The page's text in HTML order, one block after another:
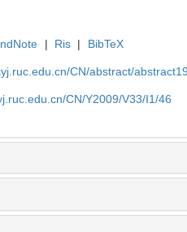
| Ris | BibTeX
CN/abstract/
CN/Y2009/V33/I1/46